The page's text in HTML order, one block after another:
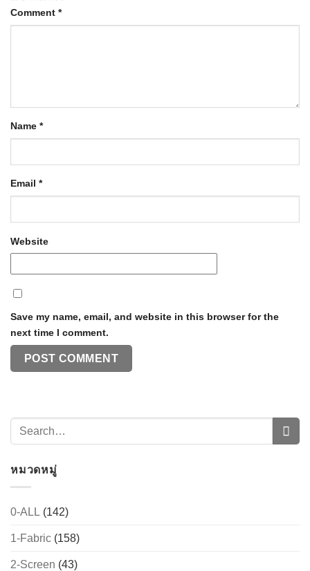
Comment *
Name *
Email *
Website
Save my name, email, and website in this browser for the
next time I comment.
หมวดหมู่
0-ALL (142)
1-Fabric (158)
2-Screen (43)